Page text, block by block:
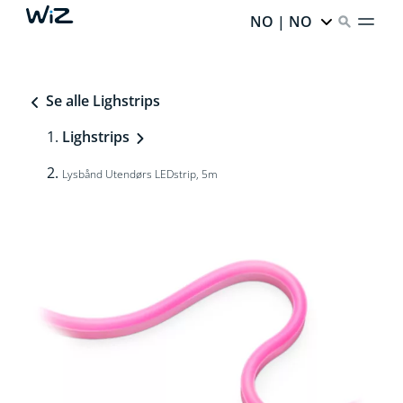
NO | NO
Se alle Lighstrips
Lighstrips
Lysbånd Utendørs LEDstrip, 5m